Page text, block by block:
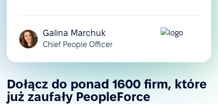
Galina Marchuk
Chief People Officer
Dołącz do ponad 1600 firm, które
już zaufały PeopleForce